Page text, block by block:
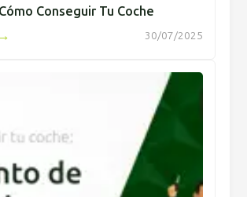
Conseguir Tu Coche
30/07/2025